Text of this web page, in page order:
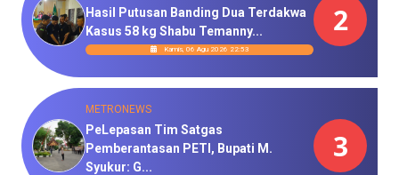
Hasil Putusan Banding Dua Terdakwa
Kasus 58 kg Shabu Temanny...
Kamis, 06 Agu 2026 22:53
2
METRONEWS
PeLepasan Tim Satgas
Pemberantasan PETI, Bupati M.
Syukur: G...
3